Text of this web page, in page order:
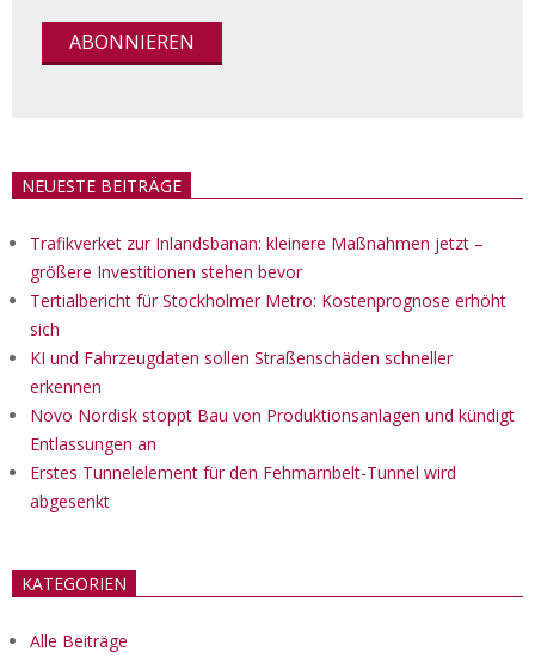
NEUESTE BEITRÄGE
Trafikverket zur Inlandsbanan: kleinere Maßnahmen jetzt –
größere Investitionen stehen bevor
Tertialbericht für Stockholmer Metro: Kostenprognose erhöht
sich
KI und Fahrzeugdaten sollen Straßenschäden schneller
erkennen
Novo Nordisk stoppt Bau von Produktionsanlagen und kündigt
Entlassungen an
Erstes Tunnelelement für den Fehmarnbelt-Tunnel wird
abgesenkt
KATEGORIEN
Alle Beiträge